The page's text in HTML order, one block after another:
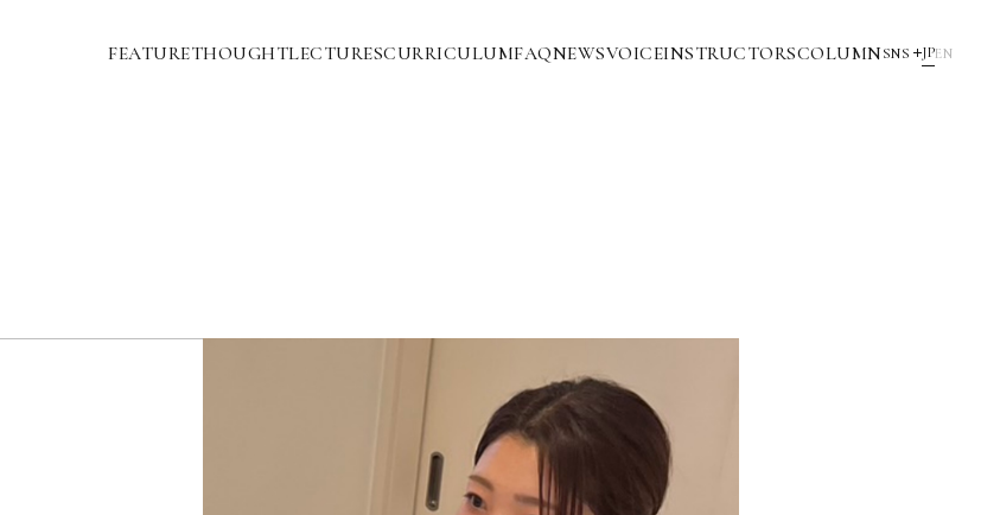
FEATURETHOUGHTLECTURESCURRICULUMFAQNEWSVOICEINSTRUCTORSCOLUMN SNS EN
JP